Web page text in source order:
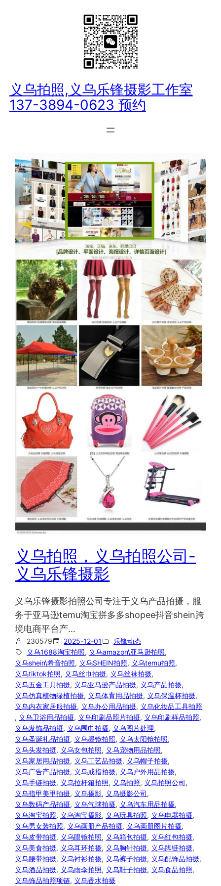
义乌拍照,义乌乐锋摄影工作室
137-3894-0623 预约
义乌拍照，义乌拍照公司-
义乌乐锋摄影
义乌乐锋摄影拍照公司专注于义乌产品拍摄，服
务于亚马逊temu淘宝拼多多shopee抖音shein跨
境电商平台产…
230579 2025-12-01
乐锋动态
义乌1688淘宝拍照, 义乌amazon\亚马逊拍照,
义乌shein\希音拍照, 义乌SHEIN拍照, 义乌temu拍照,
义乌tiktok拍照, 义乌丝巾拍摄, 义乌丝袜拍摄,
义乌五金工具拍摄, 义乌亚马逊产品拍摄, 义乌产品拍摄,
义乌仿真植物绿植拍摄, 义乌体育用品拍摄, 义乌保温杯拍摄,
义乌内衣家居服拍摄, 义乌办公用品拍摄, 义乌化妆品工具拍照
, 义乌卫浴用品拍摄, 义乌印刷品照片拍摄, 义乌印刷样品拍照,
义乌发饰品拍摄, 义乌围巾拍摄, 义乌图片处理,
义乌圣诞礼品拍摄, 义乌墨镜拍照, 义乌太阳镜拍照,
义乌头发拍摄, 义乌女包拍照, 义乌宠物用品拍照,
义乌家居用品拍摄, 义乌工艺品拍摄, 义乌帽子拍摄,
义乌广告产品拍摄, 义乌戒指拍摄, 义乌户外用品拍摄,
义乌手链拍摄, 义乌拉杆箱拍照, 义乌拍照, 义乌拍照公司,
义乌指甲美甲拍摄, 义乌摄影, 义乌摄影公司,
义乌数码产品拍摄, 义乌气球拍摄, 义乌汽车用品拍摄,
义乌淘宝拍照, 义乌淘宝摄影, 义乌玩具拍照, 义乌电器拍摄,
义乌男女装拍照, 义乌画册产品拍摄, 义乌画册图片拍摄,
义乌皮带拍摄, 义乌眼镜拍照, 义乌箱包拍摄, 义乌红包拍摄,
义乌美食拍摄, 义乌耳环拍摄, 义乌胸针拍摄, 义乌脚链拍摄,
义乌腰带拍摄, 义乌衬衫拍摄, 义乌裤子拍摄, 义乌配饰品拍摄,
义乌酒品拍摄, 义乌雨伞拍照, 义乌鞋子拍摄, 义乌食品拍照,
义乌饰品拍照项链, 义乌香水拍摄